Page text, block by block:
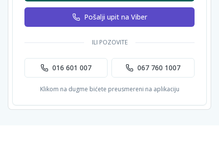
Pošalji upit na Viber
ILI POZOVITE
016 601 007 067 760 1007
Klikom na dugme bićete preusmereni na aplikaciju